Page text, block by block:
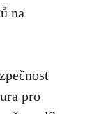
na
pro